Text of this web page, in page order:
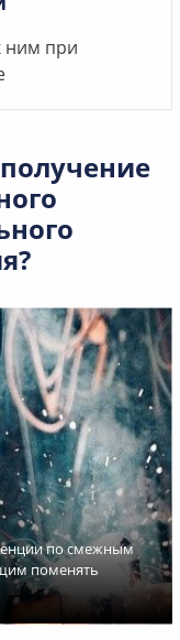
ним при
по смежным
поменять